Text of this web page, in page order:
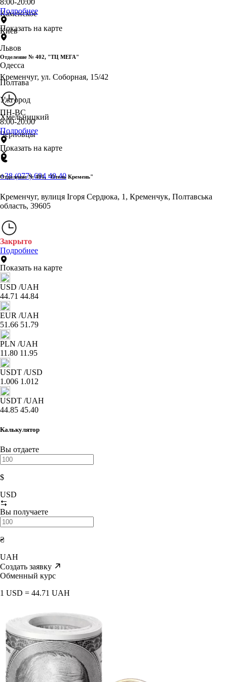
Каменское
Киев
Львов
Одесса
Полтава
Ужгород
Хмельницкий
Черновцы
+38 (077) 694 40 40
8:00-20:00
Подробнее
Показать на карте
Отделение № 402, "ТЦ МЕГА"
Кременчуг, ул. Соборная, 15/42
ПН-ВС
8:00-20:00
Подробнее
Показать на карте
Отделение № 401, "Отель Кремень"
Кременчуг, вулиця Ігоря Сердюка, 1, Кременчук, Полтавська
область, 39605
Закрыто
Подробнее
Показать на карте
USD /UAH
44.71 44.84
EUR /UAH
51.66 51.79
PLN /UAH
11.80 11.95
USDT /USD
1.006 1.012
USDT /UAH
44.85 45.40
Калькулятор
Вы отдаете
$
USD
Вы получаете
₴
UAH
Создать заявку
Обменный курс
1 USD = 44.71 UAH